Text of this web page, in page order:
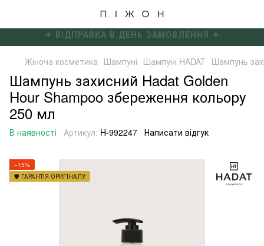
✦ БЕЗКОШТОВНА ДОСТАВКА ВІД 4000 ГРН ✦
Жіноча косметика Шампуні Шампуні HADAT Шампунь
Шампунь захисний Hadat Golden
Hour Shampoo збереження кольору
250 мл
В наявності Артикул: H-992247 Написати відгук
−15%
🛡️ ГАРАНТІЯ ОРИГІНАЛУ